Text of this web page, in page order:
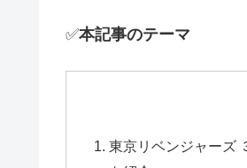
✅本記事のテーマ
東京リベンジャーズ